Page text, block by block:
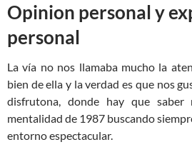
Opinion personal y
personal
La vía no nos llamaba mucho la
bien de ella y la verdad es que nos
disfrutona, donde hay que saber
mentalidad de 1987 buscando
entorno espectacular.